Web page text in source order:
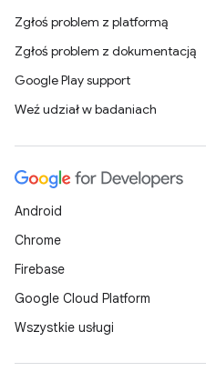
Zgłoś problem z platformą
Zgłoś problem z dokumentacją
Google Play support
Weź udział w badaniach
Android
Chrome
Firebase
Google Cloud Platform
Wszystkie usługi